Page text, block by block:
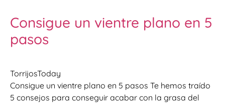
Consigue un vientre plano en 5
pasos
TorrijosToday
Consigue un vientre plano en 5 pasos Te hemos traído
5 consejos para conseguir acabar con la grasa del